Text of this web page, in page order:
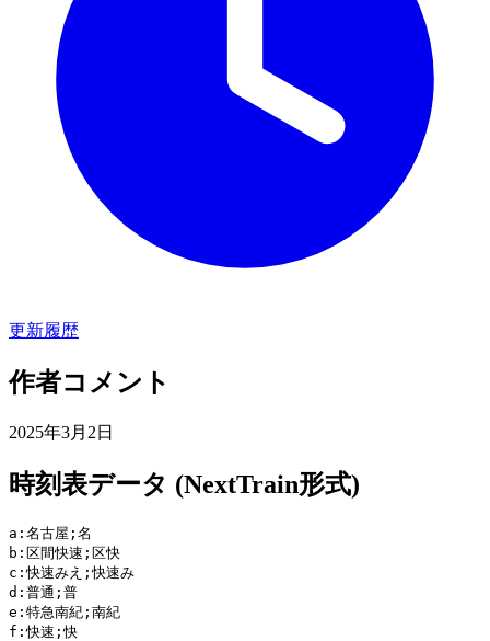
更新履歴
作者コメント
2025年3月2日
時刻表データ (NextTrain形式)
a:名古屋;名
b:区間快速;区快
c:快速みえ;快速み
d:普通;普
e:特急南紀;南紀
f:快速;快